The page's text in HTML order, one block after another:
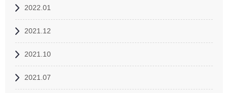
2022.01
2021.12
2021.10
2021.07